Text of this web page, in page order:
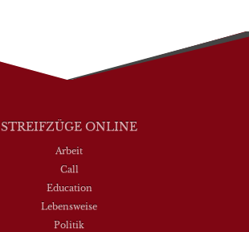
STREIFZÜGE ONLINE
Arbeit
Call
Education
Lebensweise
Politik